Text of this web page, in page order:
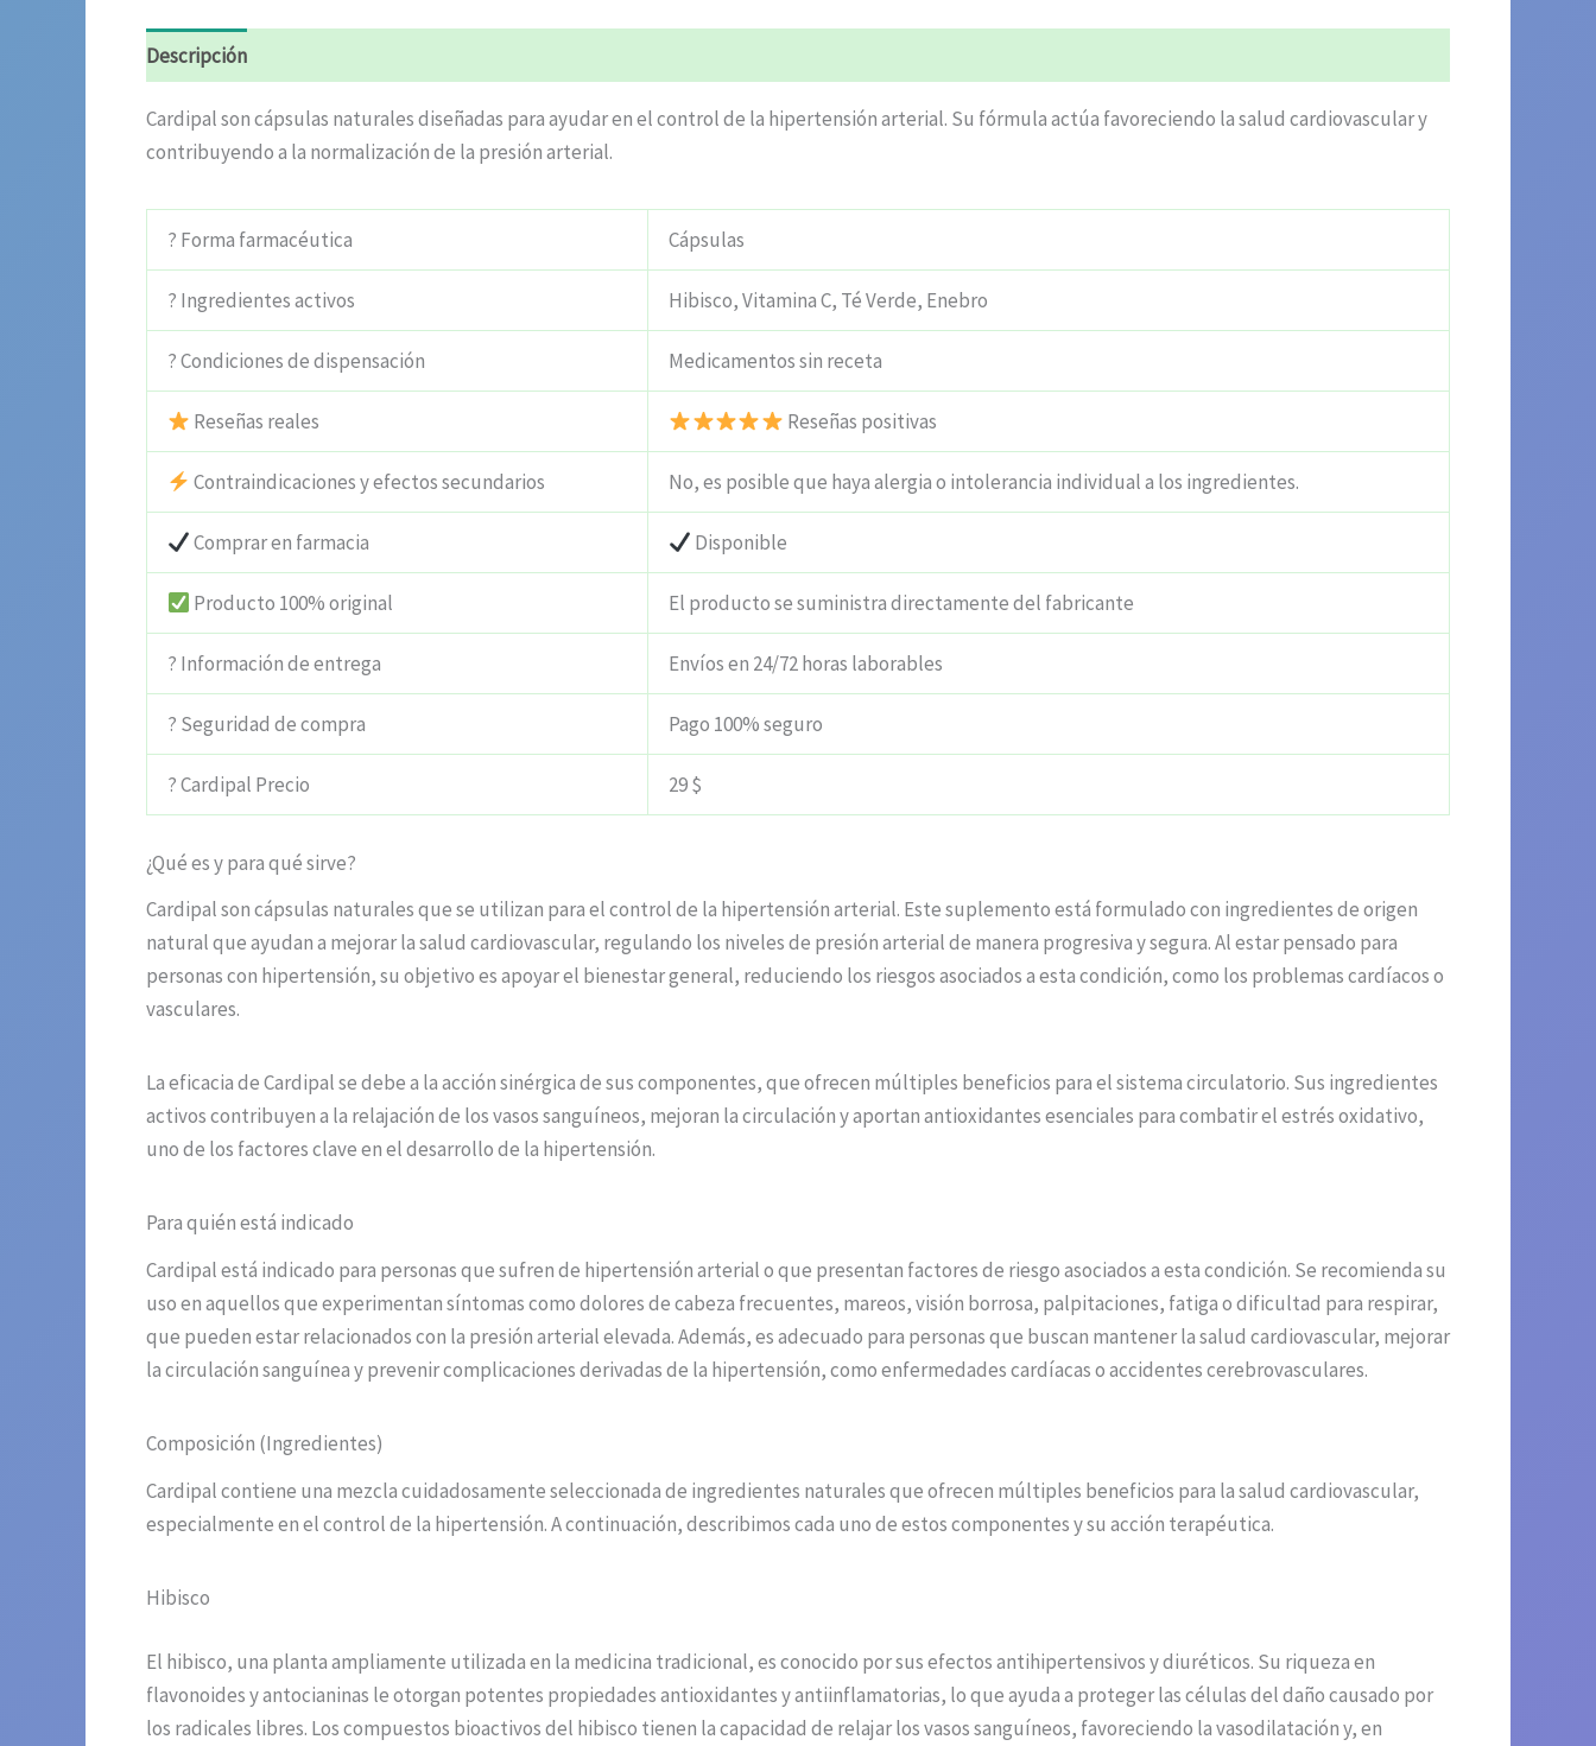
Descripción
Cardipal son cápsulas naturales diseñadas para ayudar en el control de la hipertensión arterial. Su fórmula actúa favoreciendo la salud cardiovascular y
contribuyendo a la normalización de la presión arterial.
? Forma farmacéutica Cápsulas
? Ingredientes activos Hibisco, Vitamina C, Té Verde, Enebro
? Condiciones de dispensación Medicamentos sin receta
Reseñas reales Reseñas positivas
Contraindicaciones y efectos secundarios No, es posible que haya alergia o intolerancia individual a los ingredientes.
Comprar en farmacia Disponible
Producto 100% original El producto se suministra directamente del fabricante
? Información de entrega Envíos en 24/72 horas laborables
? Seguridad de compra Pago 100% seguro
? Cardipal Precio 29 $
¿Qué es y para qué sirve?
Cardipal son cápsulas naturales que se utilizan para el control de la hipertensión arterial. Este suplemento está formulado con ingredientes de origen
natural que ayudan a mejorar la salud cardiovascular, regulando los niveles de presión arterial de manera progresiva y segura. Al estar pensado para
personas con hipertensión, su objetivo es apoyar el bienestar general, reduciendo los riesgos asociados a esta condición, como los problemas cardíacos o
vasculares.
La eficacia de Cardipal se debe a la acción sinérgica de sus componentes, que ofrecen múltiples beneficios para el sistema circulatorio. Sus ingredientes
activos contribuyen a la relajación de los vasos sanguíneos, mejoran la circulación y aportan antioxidantes esenciales para combatir el estrés oxidativo,
uno de los factores clave en el desarrollo de la hipertensión.
Para quién está indicado
Cardipal está indicado para personas que sufren de hipertensión arterial o que presentan factores de riesgo asociados a esta condición. Se recomienda su
uso en aquellos que experimentan síntomas como dolores de cabeza frecuentes, mareos, visión borrosa, palpitaciones, fatiga o dificultad para respirar,
que pueden estar relacionados con la presión arterial elevada. Además, es adecuado para personas que buscan mantener la salud cardiovascular, mejorar
la circulación sanguínea y prevenir complicaciones derivadas de la hipertensión, como enfermedades cardíacas o accidentes cerebrovasculares.
Composición (Ingredientes)
Cardipal contiene una mezcla cuidadosamente seleccionada de ingredientes naturales que ofrecen múltiples beneficios para la salud cardiovascular,
especialmente en el control de la hipertensión. A continuación, describimos cada uno de estos componentes y su acción terapéutica.
Hibisco
El hibisco, una planta ampliamente utilizada en la medicina tradicional, es conocido por sus efectos antihipertensivos y diuréticos. Su riqueza en
flavonoides y antocianinas le otorgan potentes propiedades antioxidantes y antiinflamatorias, lo que ayuda a proteger las células del daño causado por
los radicales libres. Los compuestos bioactivos del hibisco tienen la capacidad de relajar los vasos sanguíneos, favoreciendo la vasodilatación y, en